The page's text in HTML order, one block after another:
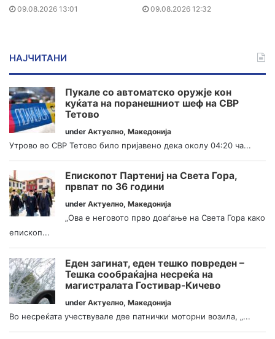
09.08.2026 13:01 09.08.2026 12:32
НАЈЧИТАНИ
Пукале со автоматско оружје кон
куќата на поранешниот шеф на СВР
Тетово
under Актуелно, Македонија
Утрово во СВР Тетово било пријавено дека околу 04:20 ча...
Епископот Партениј на Света Гора,
првпат по 36 години
under Актуелно, Македонија
„Ова е неговото прво доаѓање на Света Гора како
епископ...
Еден загинат, еден тешко повреден –
Тешка сообраќајна несреќа на
магистралата Гостивар-Кичево
under Актуелно, Македонија
Во несреќата учествувале две патнички моторни возила, „...